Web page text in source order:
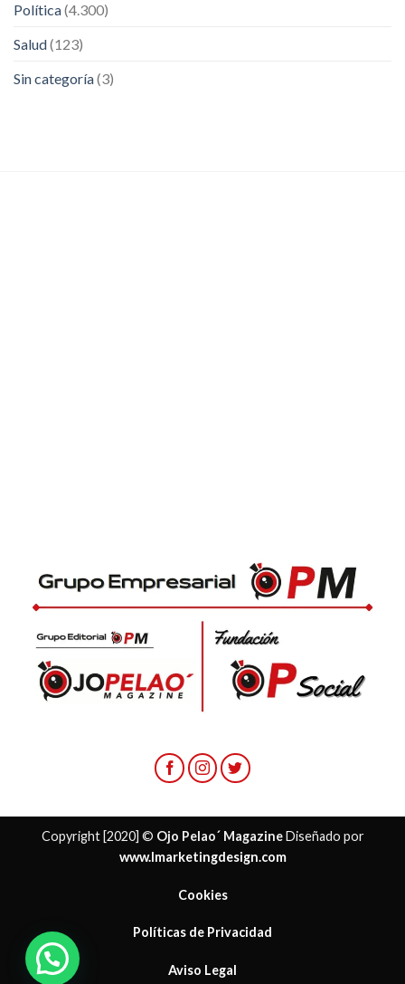
Política(4.300)
Salud(123)
Sin categoría(3)
Copyright [2020] © Ojo Pelao´ MagazineDiseñado por
www.lmarketingdesign.com
Cookies
Políticas de Privacidad
Aviso Legal